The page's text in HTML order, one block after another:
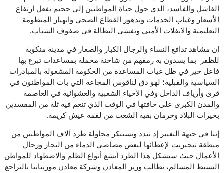
الفاشل والفاسد، الذي حول حياة المواطنين إلى جحيم بفعل ارتفاع
الأسعار وغياب الخدمات وتدهور القطاع الصحي وانهيار المنظومة
التعليمية والانفلات الأمني وتفشي البطالة في صفوف الشباب.
إن مشاهد تدافع النساء والرجال الكبار والصغار في مدينة منكوبة
للظفر بما يسدون به رمقهم من شاحنة محملة بمساعدات تبرع بها
فاعل خير في ظل غياب المساعدة من الحكومة المشغولة بالمبادرات
السياسية والقبلية؛ لهو دق لناقوس المجاعة التي بات المواطنون في
قرى وأرياف الداخل وفي الأحياء الشعبية والعشوائية في العاصمة
والمدن الكبرى على حافتها في الوقت الذي تنعم فيه ثلة من المفسدين
بخيرات البلاد وحرمان بقية الشعب من لقمة عيش كريمة.
إننا في جبهة التغيير إذ نندد ونستنكر محاولة طرد آلاف المواطنين من
منطقة تيجيريت لإعطائها لبعض مصاصي الدماء من التجار ورجال
الأعمال حيث سيشكل هذا الطرد أبشع أنواع الظلم والاضطهاد للمواطن
البسيط المسالم، نطالب وزير المعادن وشركة معادن موريتانيا بالتراجع